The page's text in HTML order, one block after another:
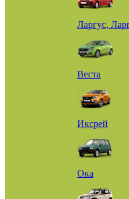
Ларгус,
Веста
Иксрей
Ока